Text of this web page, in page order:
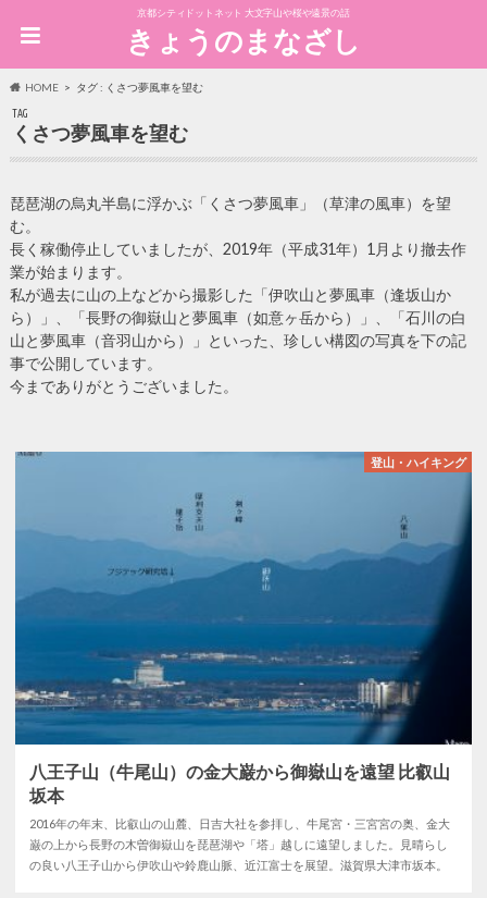
京都シティドットネット 大文字山や桜や遠景の話
きょうのまなざし
HOME タグ : くさつ夢風車を望む
TAG
くさつ夢風車を望む
琵琶湖の烏丸半島に浮かぶ「くさつ夢風車」（草津の風車）を望
む。
長く稼働停止していましたが、2019年（平成31年）1月より撤去作
業が始まります。
私が過去に山の上などから撮影した「伊吹山と夢風車（逢坂山か
ら）」、「長野の御嶽山と夢風車（如意ヶ岳から）」、「石川の白
山と夢風車（音羽山から）」といった、珍しい構図の写真を下の記
事で公開しています。
今までありがとうございました。
登山・ハイキング
八王子山（牛尾山）の金大巌から御嶽山を遠望 比叡山
坂本
2016年の年末、比叡山の山麓、日吉大社を参拝し、牛尾宮・三宮宮の奥、金大
巌の上から長野の木曽御嶽山を琵琶湖や「塔」越しに遠望しました。見晴らし
の良い八王子山から伊吹山や鈴鹿山脈、近江富士を展望。滋賀県大津市坂本。